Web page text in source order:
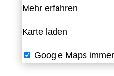
Mehr erfahren
Karte laden
Google Maps